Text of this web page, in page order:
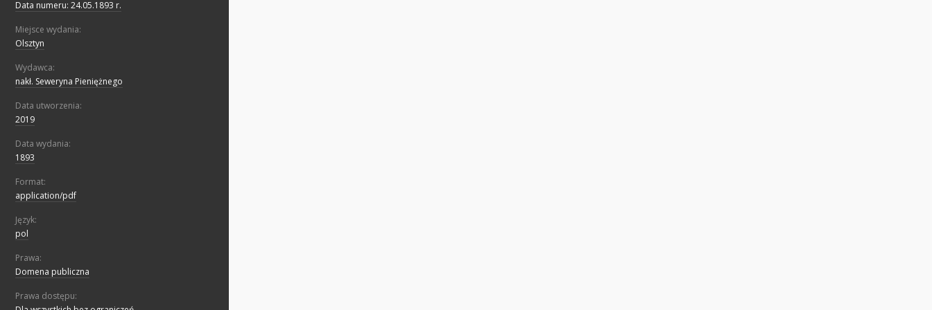
Data numeru: 24.05.1893 r.
Miejsce wydania:
Olsztyn
Wydawca:
nakł. Seweryna Pieniężnego
Data utworzenia:
2019
Data wydania:
1893
Format:
application/pdf
Język:
pol
Prawa:
Domena publiczna
Prawa dostępu: